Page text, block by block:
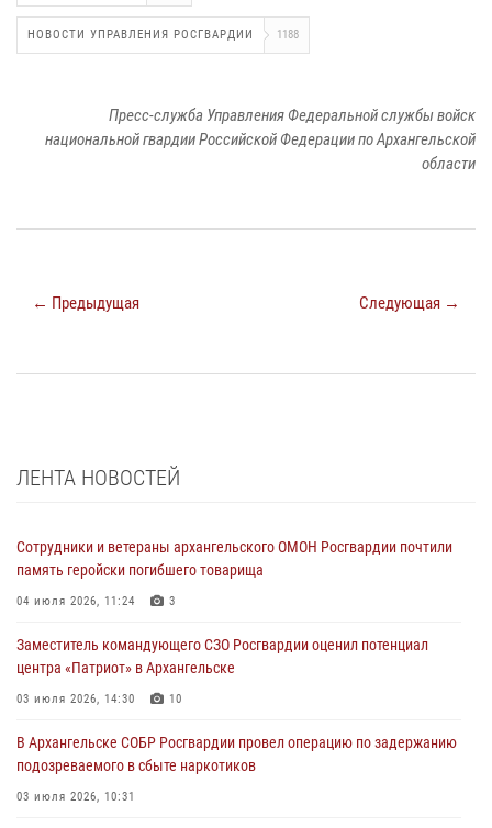
НОВОСТИ УПРАВЛЕНИЯ РОСГВАРДИИ 1188
Пресс-служба Управления Федеральной службы войск
национальной гвардии Российской Федерации по Архангельской
области
← Предыдущая Следующая →
ЛЕНТА НОВОСТЕЙ
Сотрудники и ветераны архангельского ОМОН Росгвардии почтили
память геройски погибшего товарища
04 июля 2026, 11:24 3
Заместитель командующего СЗО Росгвардии оценил потенциал
центра «Патриот» в Архангельске
03 июля 2026, 14:30 10
В Архангельске СОБР Росгвардии провел операцию по задержанию
подозреваемого в сбыте наркотиков
03 июля 2026, 10:31